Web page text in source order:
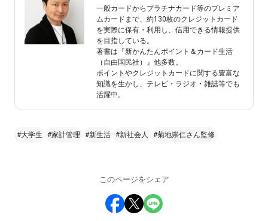
一般カードからプラチナカード等のプレミア
ムカードまで、約130枚のクレジットカード
を実際に保有・利用し、信用できる情報提供
を目指している。
著書は『新かんたんポイント＆カード生活
（自由国民社）』他多数。
ポイントやクレジットカードに関する豊富な
知識を生かし、テレビ・ラジオ・雑誌等でも
活躍中。
#大学生 #家計管理 #新生活 #新社会人 #菊地崇仁さん監修
このページをシェア